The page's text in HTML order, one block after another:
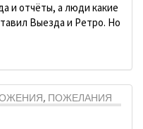
и отчёты, а люди какие
Выезда и Ретро. Но
ПОЖЕЛАНИЯ